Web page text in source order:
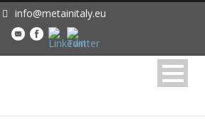
info@metainitaly.eu